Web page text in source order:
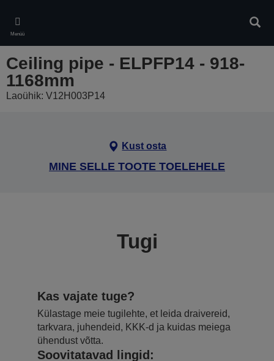
main
content
Menüü
Ceiling pipe - ELPFP14 - 918-
1168mm
Laoühik: V12H003P14
Kust osta
MINE SELLE TOOTE TOELEHELE
Tugi
Kas vajate tuge?
Külastage meie tugilehte, et leida draivereid,
tarkvara, juhendeid, KKK-d ja kuidas meiega
ühendust võtta.
Soovitatavad lingid: